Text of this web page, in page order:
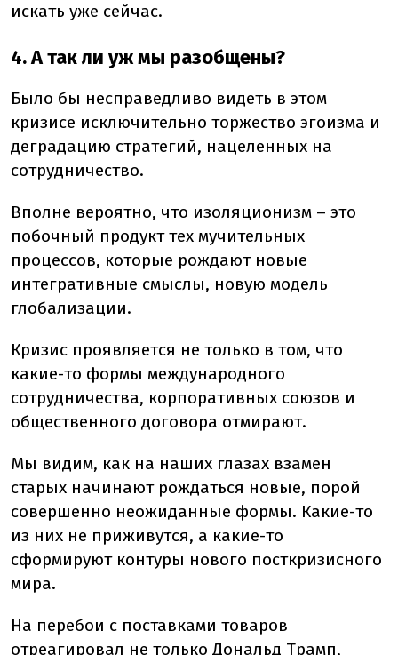
искать уже сейчас.
4. А так ли уж мы разобщены?
Было бы несправедливо видеть в этом
кризисе исключительно торжество эгоизма и
деградацию стратегий, нацеленных на
сотрудничество.
Вполне вероятно, что изоляционизм – это
побочный продукт тех мучительных
процессов, которые рождают новые
интегративные смыслы, новую модель
глобализации.
Кризис проявляется не только в том, что
какие-то формы международного
сотрудничества, корпоративных союзов и
общественного договора отмирают.
Мы видим, как на наших глазах взамен
старых начинают рождаться новые, порой
совершенно неожиданные формы. Какие-то
из них не приживутся, а какие-то
сформируют контуры нового посткризисного
мира.
На перебои с поставками товаров
отреагировал не только Дональд Трамп,